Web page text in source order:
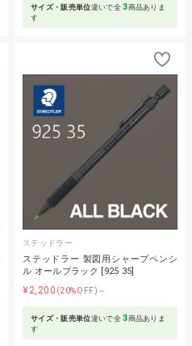
サイズ・販売単位違いで全3商品ありま
す
ステッドラー
ステッドラー 製図用シャープペンシ
ル オールブラック [925 35]
¥2,200 (20%OFF)～
サイズ・販売単位違いで全3商品ありま
す